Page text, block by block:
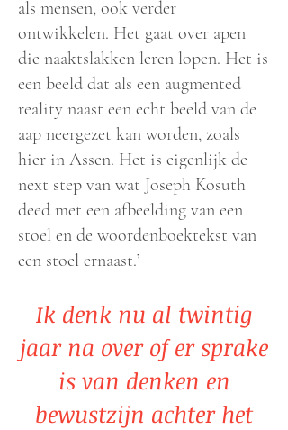
als mensen, ook verder
ontwikkelen. Het gaat over apen
die naaktslakken leren lopen. Het is
een beeld dat als een augmented
reality naast een echt beeld van de
aap neergezet kan worden, zoals
hier in Assen. Het is eigenlijk de
next step van wat Joseph Kosuth
deed met een afbeelding van een
stoel en de woordenboektekst van
een stoel ernaast.’
Ik denk nu al twintig
jaar na over of er sprake
is van denken en
bewustzijn achter het